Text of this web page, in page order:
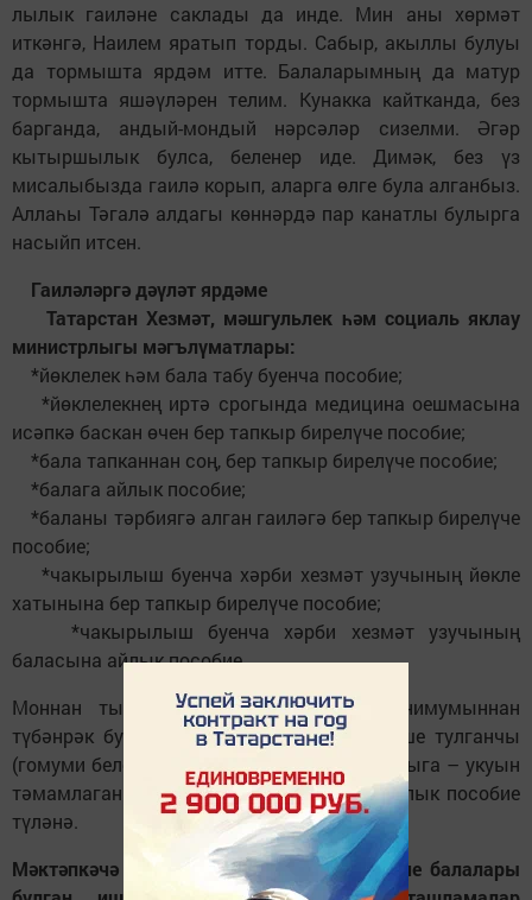
лылык гаиләне саклады да инде. Мин аны хөрмәт
иткәнгә, Наилем яратып торды. Сабыр, акыллы булуы
да тормышта ярдәм итте. Балаларымның да матур
тормышта яшәүләрен телим. Кунакка кайтканда, без
барганда, андый-мондый нәр­сә­ләр сизелми. Әгәр
кытыршылык булса, беленер иде. Димәк, без үз
мисалыбызда гаилә корып, аларга өлге була алганбыз.
Аллаһы Тәгалә алдагы көннәрдә пар канатлы булырга
насыйп итсен.
Гаиләләргә дәүләт ярдәме
Татарстан Хезмәт, мәшгульлек һәм социаль яклау
министрлыгы мәгълүмат­лары:
*йөклелек һәм бала табу буенча пособие;
*йөклелекнең иртә срогында медицина оешмасына
исәпкә баскан өчен бер тапкыр бирелүче пособие;
*бала тапканнан соң, бер тапкыр бирелүче пособие;
*балага айлык пособие;
*баланы тәрбиягә алган гаиләгә бер тапкыр бирелүче
пособие;
*чакырылыш буенча хәрби хезмәт узучының йөкле
хатынына бер тапкыр бирелүче пособие;
*чакырылыш буенча хәрби хезмәт узучының
баласына айлык пособие.
Моннан тыш, айлык кереме яшәү минимумыннан
түбәнрәк булган гаиләләргә балага 16 яше тулганчы
(гомуми белем бирү учреждениесендә укучыга – укуын
тәмамлаганчы, ләкин 18 яшенә кадәр), айлык пособие
түләнә.
Мәктәпкәчә белем бирү йортларына йөрүче балалары